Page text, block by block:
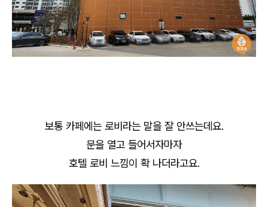
보통 카페에는 로비라는 말을 잘 안쓰는데요.
문을 열고 들어서자마자
호텔 로비 느낌이 확 나더라고요.